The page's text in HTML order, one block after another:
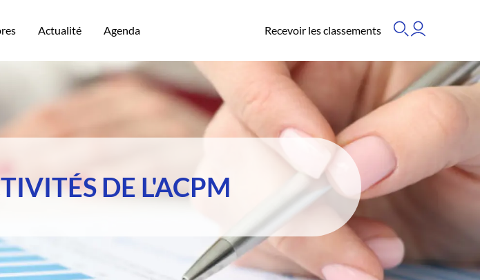
Actualité Agenda Recevoir les classements
DE L'ACPM